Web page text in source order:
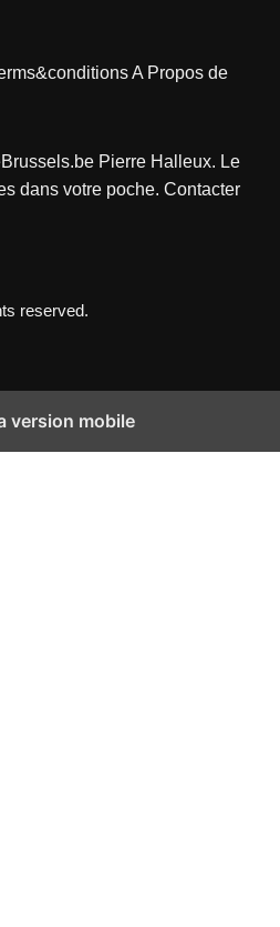
A Propos de
Pierre Halleux. Le
dans votre poche. Contacter
reserved.
version mobile